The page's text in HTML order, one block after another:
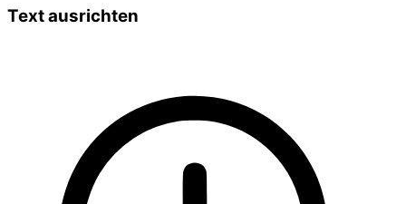
Text ausrichten